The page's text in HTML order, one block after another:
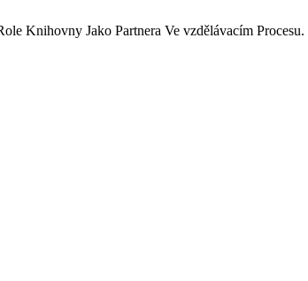
Knihovny Jako Partnera Ve vzdělávacím Procesu.